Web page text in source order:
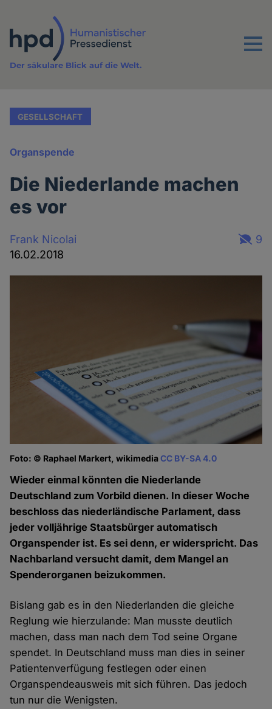
Inhalt
Menu
Der säkulare Blick auf die Welt.
GESELLSCHAFT
Organspende
Die Niederlande machen
es vor
Frank Nicolai
16.02.2018
9
Foto: © Raphael Markert, wikimediaCC BY-SA 4.0
Wieder einmal könnten die Niederlande
Deutschland zum Vorbild dienen. In dieser Woche
beschloss das niederländische Parlament, dass
jeder volljährige Staatsbürger automatisch
Organspender ist. Es sei denn, er widerspricht. Das
Nachbarland versucht damit, dem Mangel an
Spenderorganen beizukommen.
Bislang gab es in den Niederlanden die gleiche
Reglung wie hierzulande: Man musste deutlich
machen, dass man nach dem Tod seine Organe
spendet. In Deutschland muss man dies in seiner
Patientenverfügung festlegen oder einen
Organspendeausweis mit sich führen. Das jedoch
tun nur die Wenigsten.